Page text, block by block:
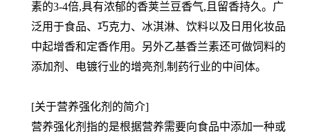
素的3-4倍,具有浓郁的香荚兰豆香气,且留香持久。广
泛用于食品、巧克力、冰淇淋、饮料以及日用化妆品
中起增香和定香作用。另外乙基香兰素还可做饲料的
添加剂、电镀行业的增亮剂,制药行业的中间体。
[关于营养强化剂的简介]
营养强化剂指的是根据营养需要向食品中添加一种或